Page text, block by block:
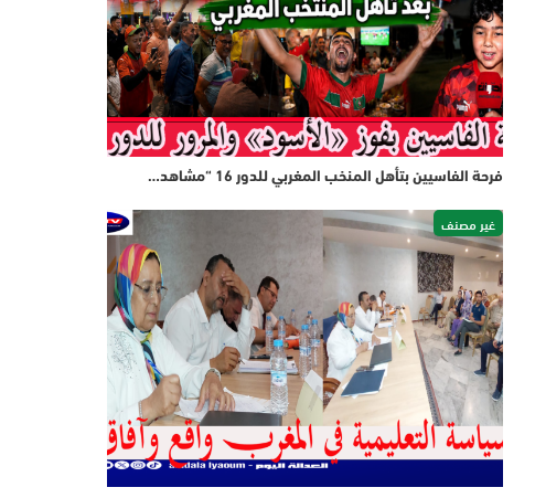
فرحة الفاسيين بتأهل المنخب المغربي للدور 16 “مشاهد…
غير مصنف